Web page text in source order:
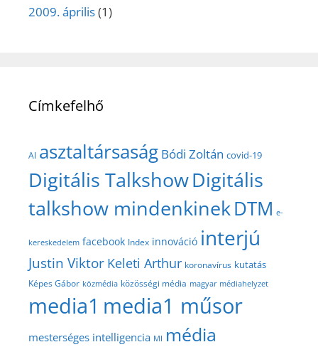
2009. április(1)
Címkefelhő
AI asztaltársaság Bódi Zoltán covid-19
Digitális TalkshowDigitális
talkshow mindenkinekDTM e-
kereskedelem facebook Index innováció interjú
Justin Viktor Keleti Arthur koronavírus kutatás
Képes Gábor közmédia közösségi média magyar médiahelyzet
media1 media1 műsor
mesterséges intelligencia MI média